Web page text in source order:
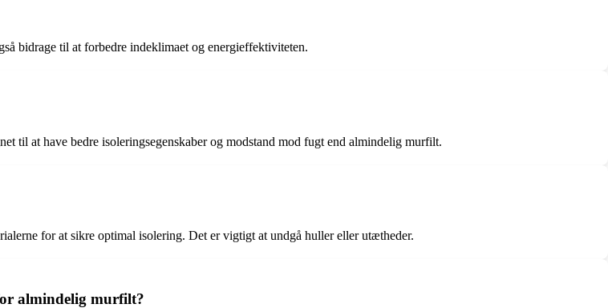
bidrage til at forbedre indeklimaet og energieffektiviteten.
til at have bedre isoleringsegenskaber og modstand mod fugt end almindelig murfilt.
for at sikre optimal isolering. Det er vigtigt at undgå huller eller utætheder.
almindelig murfilt?